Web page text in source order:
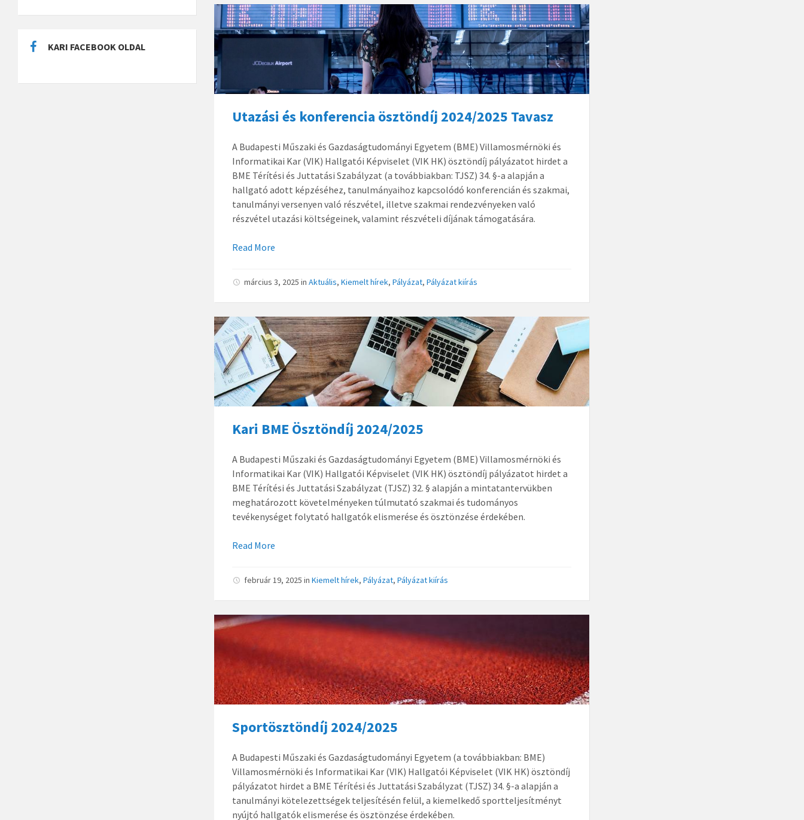
Utazási és konferencia ösztöndíj 2024/2025 Tavasz
A Budapesti Műszaki és Gazdaságtudományi Egyetem (BME) Villamosmérnöki és
Informatikai Kar (VIK) Hallgatói Képviselet (VIK HK) ösztöndíj pályázatot hirdet a
BME Térítési és Juttatási Szabályzat (a továbbiakban: TJSZ) 34. §-a alapján a
hallgató adott képzéséhez, tanulmányaihoz kapcsolódó konferencián és szakmai,
tanulmányi versenyen való részvétel, illetve szakmai rendezvényeken való
részvétel utazási költségeinek, valamint részvételi díjának támogatására.
Read More
március 3, 2025inAktuális,Kiemelt hírek,Pályázat,Pályázat kiírás
Kari BME Ösztöndíj 2024/2025
A Budapesti Műszaki és Gazdaságtudományi Egyetem (BME) Villamosmérnöki és
Informatikai Kar (VIK) Hallgatói Képviselet (VIK HK) ösztöndíj pályázatot hirdet a
BME Térítési és Juttatási Szabályzat (TJSZ) 32. § alapján a mintatantervükben
meghatározott követelményeken túlmutató szakmai és tudományos
tevékenységet folytató hallgatók elismerése és ösztönzése érdekében.
Read More
február 19, 2025inKiemelt hírek,Pályázat,Pályázat kiírás
Sportösztöndíj 2024/2025
A Budapesti Műszaki és Gazdaságtudományi Egyetem (a továbbiakban: BME)
Villamosmérnöki és Informatikai Kar (VIK) Hallgatói Képviselet (VIK HK) ösztöndíj
pályázatot hirdet a BME Térítési és Juttatási Szabályzat (TJSZ) 34. §-a alapján a
tanulmányi kötelezettségek teljesítésén felül, a kiemelkedő sportteljesítményt
nyújtó hallgatók elismerése és ösztönzése érdekében.
KARI FACEBOOK OLDAL